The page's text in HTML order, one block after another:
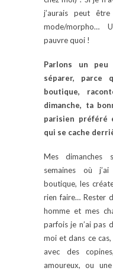
j’aurais peut être
mode/morpho…
pauvre quoi !
Parlons un
séparer, parce
boutique,
dimanche, ta
parisien préféré
qui se cache
Mes
semaines où
boutique, les
rien faire… Rester
homme et mes
parfois je n’ai pas
moi et dans ce
avec des
amoureux, ou